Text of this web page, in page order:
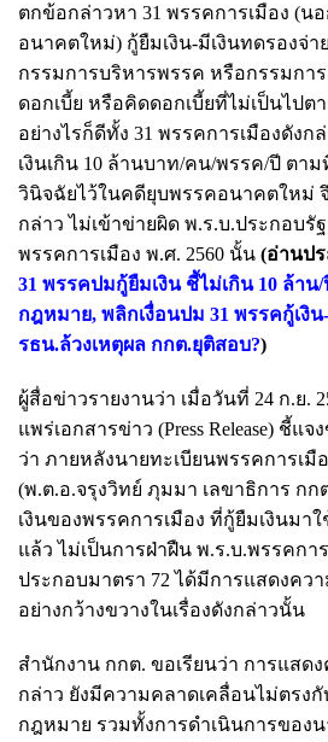
ตกข้อกล่าวหา 31 พรรคการเมือง (น
อนาคตใหม่) กู้ยืมเงิน-มีเงินทดรองจ่
กรรมการบริหารพรรค หรือกรรมกา
ดอกเบี้ย หรือคิดดอกเบี้ยที่ไม่เป็นไปต
อย่างไรก็ดีทั้ง 31 พรรคการเมืองดังก
เงินเกิน 10 ล้านบาท/คน/พรรค/ปี ตา
วินิจฉัยไว้ในคดียุบพรรคอนาคตใหม่
กล่าว ไม่เข้าข่ายผิด พ.ร.บ.ประกอบรั
พรรคการเมือง พ.ศ. 2560 นั้น (อ่านป
31 พรรคปมกู้ยืมเงิน ชี้ไม่เกิน 10 ล้าน
กฎหมาย, พลิกเงื่อนปม 31 พรรคกู้เงิ
รธน.ล้วงเหตุผล กกต.ยุติสอบ?)
ผู้สื่อข่าวรายงานว่า เมื่อวันที่ 24 ก.ย.
แพร่เอกสารข่าว (Press Release) ชี้แ
ว่า ภายหลังนายทะเบียนพรรคการเมื
(พ.ต.อ.จรุงวิทย์ ภุมมา เลขาธิการ กก
เงินของพรรคการเมือง ที่กู้ยืมเงินมา
แล้ว ไม่เป็นการฝ่าฝืน พ.ร.บ.พรรคกา
ประกอบมาตรา 72 ได้มีการแสดงคว
อย่างกว้างขวางในเรื่องดังกล่าวนั้น
สำนักงาน กกต. ขอเรียนว่า การแสด
กล่าว ยังมีความคลาดเคลื่อนไม่ตรง
กฎหมาย รวมทั้งการดำเนินการของน